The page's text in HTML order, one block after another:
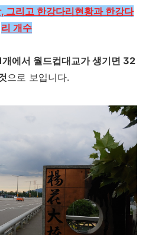
그리고 한강다리현황과 한강다
리 개수
개에서 월드컵대교가 생기면 32
으로 보입니다.